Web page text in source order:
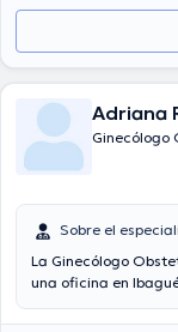
Español.
Adriana
Ginecólogo
Sobre el
La Ginecólogo
una oficina en
especialidad. La